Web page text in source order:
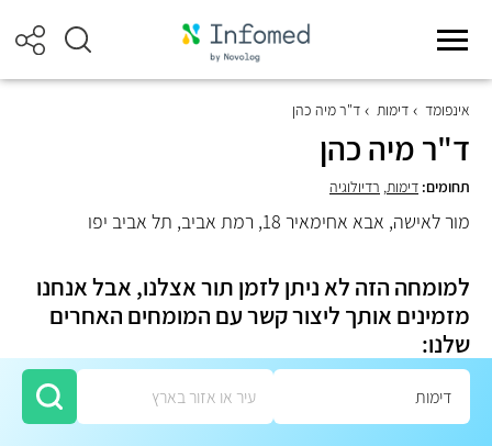
אינפומד דימות ד"ר מיה כהן
ד"ר מיה כהן
תחומים: דימות, רדיולוגיה
מור לאישה, אבא אחימאיר 18, רמת אביב, תל אביב יפו
למומחה הזה לא ניתן לזמן תור אצלנו, אבל אנחנו
מזמינים אותך ליצור קשר עם המומחים האחרים
שלנו: